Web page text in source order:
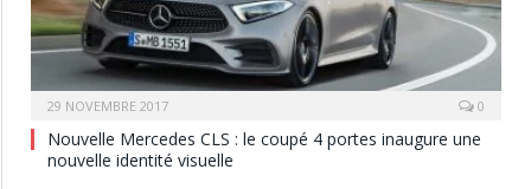
29 NOVEMBRE 2017 0
Nouvelle Mercedes CLS : le coupé 4 portes inaugure une
nouvelle identité visuelle